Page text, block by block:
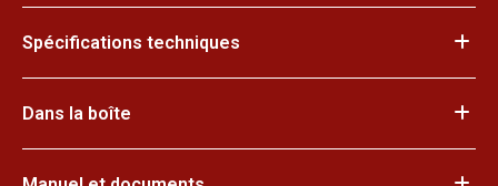
Spécifications techniques
Dans la boîte